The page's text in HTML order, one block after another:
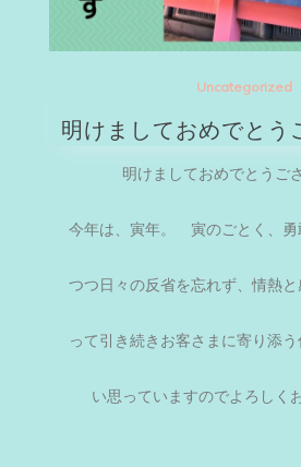
Uncategorized
明けましておめでとう
明けましておめでとうご
今年は、寅年。 寅のごとく、勇
つつ日々の反省を忘れず、情熱
って引き続きお客さまに寄り添
い思っていますのでよろしく